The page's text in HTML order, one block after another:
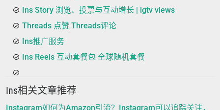
Ins Story 浏览、投票与互动增长 | igtv views
Threads 点赞 Threads评论
Ins推广服务
Ins Reels 互动套餐包 全球随机套餐
Ins相关文章推荐
Instagram如何为Amazon引流？Instagram可以追踪关注，